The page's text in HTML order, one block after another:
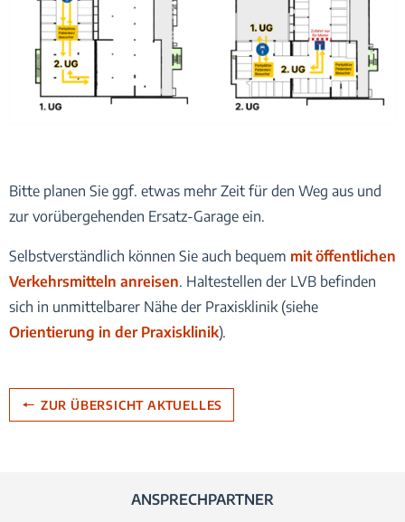
Bitte planen Sie ggf. etwas mehr Zeit für den Weg aus und
zur vorübergehenden Ersatz-Garage ein.
Selbstverständlich können Sie auch bequem mit öffentlichen
Verkehrsmitteln anreisen. Haltestellen der LVB befinden
sich in unmittelbarer Nähe der Praxisklinik (siehe
Orientierung in der Praxisklinik).
ZUR ÜBERSICHT AKTUELLES
ANSPRECHPARTNER